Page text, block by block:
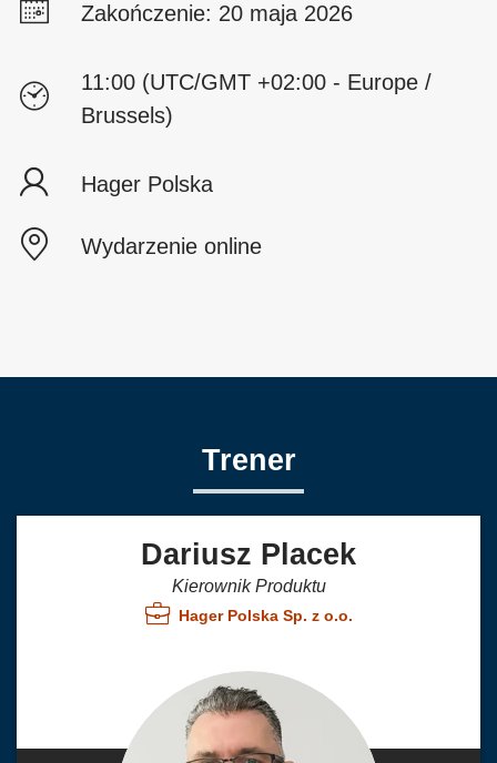
Zakończenie: 20 maja 2026
11:00 (UTC/GMT +02:00 - Europe /
Brussels)
Hager Polska
Wydarzenie online
Trener
Dariusz Placek
Kierownik Produktu
Hager Polska Sp. z o.o.